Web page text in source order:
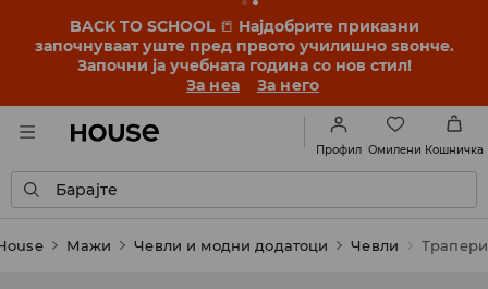
BACK TO SCHOOL 📒 Најдобрите приказни
започнуваат уште пред првото училишно ѕвонче.
Започни ја учебната година со нов стил!
За неа
За него
Профил Омилени Кошничка
Барајте
Мажи Чевли и модни додатоци Чевли Трапери